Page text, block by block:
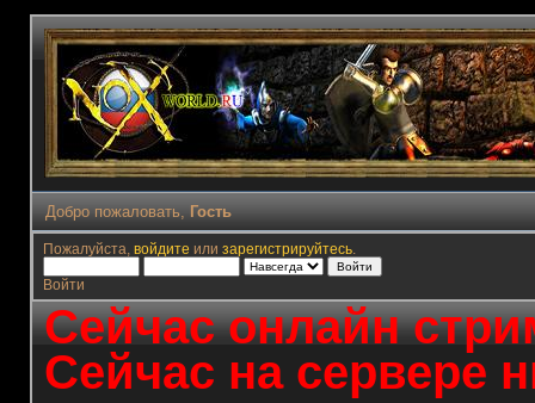
Добро пожаловать, Гость
Пожалуйста, войдите или зарегистрируйтесь.
Войти
Сейчас онлайн
Сейчас на сервере